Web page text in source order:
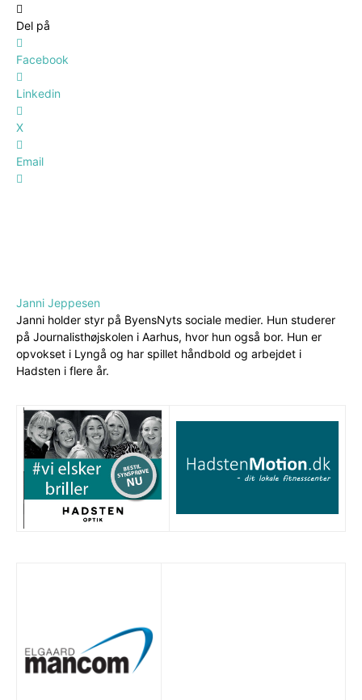
Del på
Facebook
Linkedin
X
Email
Janni Jeppesen
Janni holder styr på ByensNyts sociale medier. Hun studerer
på Journalisthøjskolen i Aarhus, hvor hun også bor. Hun er
opvokset i Lyngå og har spillet håndbold og arbejdet i
Hadsten i flere år.